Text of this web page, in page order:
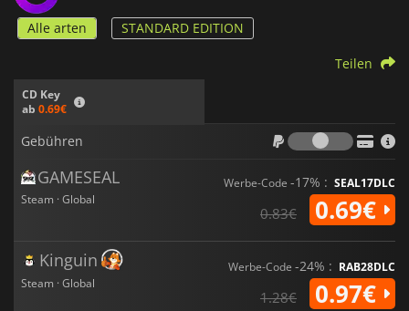
Alle arten STANDARD EDITION
CD Key
ab 0.69€
Teilen
Gebühren
GAMESEAL
Steam · Global
Werbe-Code -17% : SEAL17DLC
0.83€ 0.69€
Kinguin
Steam · Global
Werbe-Code -24% : RAB28DLC
1.28€ 0.97€